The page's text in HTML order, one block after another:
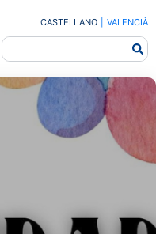
CASTELLANO VALENCIÀ